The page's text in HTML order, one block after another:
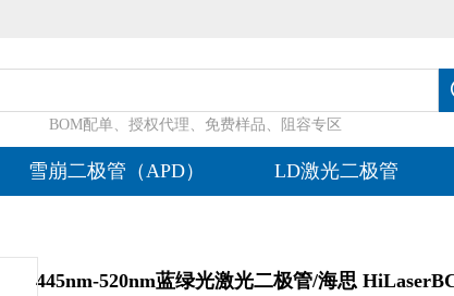
BOM配单、授权代理、免费样品、阻容专区
雪崩二极管（APD） LD激光二极管
445nm-520nm蓝绿光激光二极管/海思